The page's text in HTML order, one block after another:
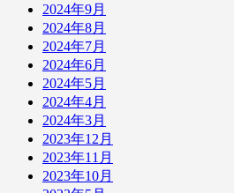
2024年9月
2024年8月
2024年7月
2024年6月
2024年5月
2024年4月
2024年3月
2023年12月
2023年11月
2023年10月